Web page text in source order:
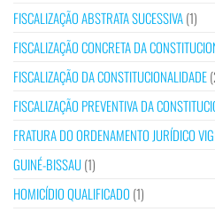
FISCALIZAÇÃO ABSTRATA SUCESSIVA(1)
FISCALIZAÇÃO CONCRETA DA
FISCALIZAÇÃO DA CONSTITUCIONALIDADE
FISCALIZAÇÃO PREVENTIVA DA
FRATURA DO ORDENAMENTO JURÍDICO
GUINÉ-BISSAU(1)
HOMICÍDIO QUALIFICADO (1)